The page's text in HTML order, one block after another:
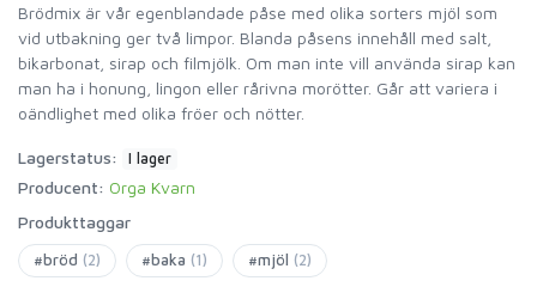
Brödmix är vår egenblandade påse med olika sorters mjöl som
vid utbakning ger två limpor. Blanda påsens innehåll med salt,
bikarbonat, sirap och filmjölk. Om man inte vill använda sirap kan
man ha i honung, lingon eller rårivna morötter. Går att variera i
oändlighet med olika fröer och nötter.
Lagerstatus: I lager
Producent: Orga Kvarn
Produkttaggar
#bröd (2) #baka (1) #mjöl (2)